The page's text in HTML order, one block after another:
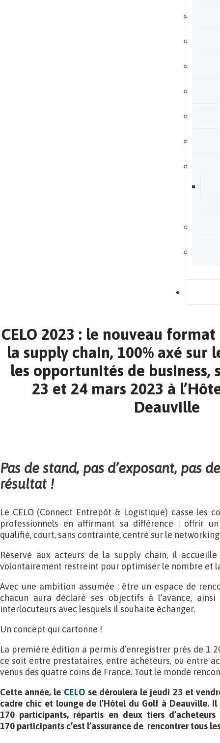
CELO 2023 : le nouveau
la supply chain, 100% axé
les opportunités de business,
23 et 24 mars 2023 à
Deauville
Pas de stand, pas d’exposant, pas
résultat !
Le CELO (Connect Entrepôt & Logistique) casse les
professionnels en affirmant sa différence : offrir
qualifié, court, sans contrainte, centré sur le
Réservé aux acteurs de la supply chain, il
volontairement restreint pour optimiser le nombre et
Avec une ambition assumée : être un espace de
chacun aura déclaré ses objectifs à l’avance,
interlocuteurs avec lesquels il souhaite échanger.
Un concept qui cartonne !
La première édition a permis d’enregistrer près de 1
ce soit entre prestataires, entre acheteurs, ou entre
venus des quatre coins de France. Tout le monde
Cette année, le CELO se déroulera le jeudi 23 et
cadre chic et lounge de l’Hôtel du Golf à Deauville.
170 participants, répartis en deux tiers
170 participants c’est l’assurance de rencontrer tous